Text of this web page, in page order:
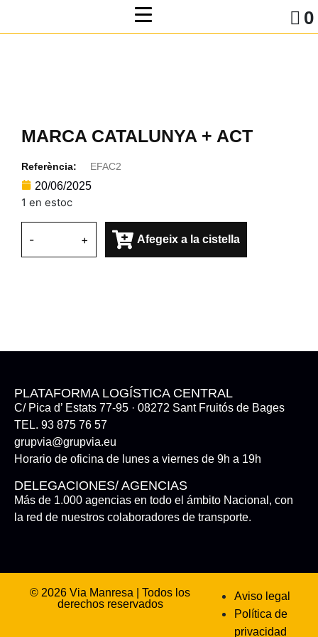
0
MARCA CATALUNYA + ACT
Referència: EFAC2
20/06/2025
1 en estoc
- + Afegeix a la cistella
PLATAFORMA LOGÍSTICA CENTRAL
C/ Pica d’ Estats 77-95 · 08272 Sant Fruitós de Bages
TEL. 93 875 76 57
grupvia@grupvia.eu
Horario de oficina de lunes a viernes de 9h a 19h
DELEGACIONES/ AGENCIAS
Más de 1.000 agencias en todo el ámbito Nacional, con
la red de nuestros colaboradores de transporte.
© 2026 Via Manresa | Todos los
derechos reservados
Aviso legal
Política de
privacidad